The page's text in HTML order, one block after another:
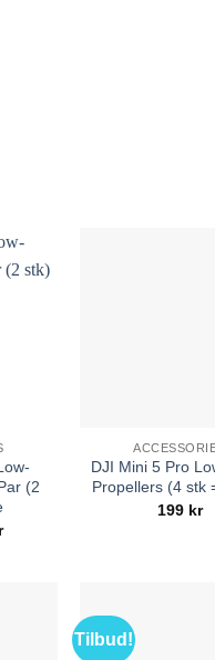
(2
Nåværende
DJI Mini 5 Pro
Propellers (4 stk
199 kr
Tilbud!